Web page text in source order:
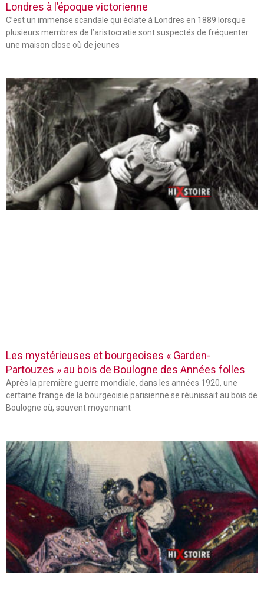
Londres à l’époque victorienne
C’est un immense scandale qui éclate à Londres en 1889 lorsque
plusieurs membres de l’aristocratie sont suspectés de fréquenter
une maison close où de jeunes
Les mystérieuses et bourgeoises « Garden-
Partouzes » au bois de Boulogne des Années folles
Après la première guerre mondiale, dans les années 1920, une
certaine frange de la bourgeoisie parisienne se réunissait au bois de
Boulogne où, souvent moyennant